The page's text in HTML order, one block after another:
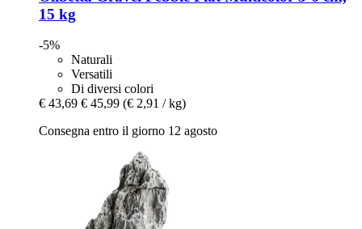
15 kg
-5%
Naturali
Versatili
Di diversi colori
€ 43,69 € 45,99 (€ 2,91 / kg)
Consegna entro il giorno 12 agosto